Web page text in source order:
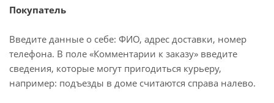
Покупатель
Введите данные о себе: ФИО, адрес доставки, номер
телефона. В поле «Комментарии к заказу» введите
сведения, которые могут пригодиться курьеру,
например: подъезды в доме считаются справа налево.